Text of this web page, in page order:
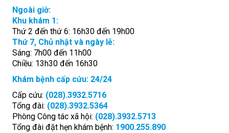
Ngoài giờ:
Khu khám 1:
Thứ 2 đến thứ 6: 16h30 đến 19h00
Thứ 7, Chủ nhật và ngày lễ:
Sáng: 7h00 đến 11h00
Chiều: 13h30 đến 16h30
Khám bệnh cấp cứu: 24/24
Cấp cứu: (028).3932.5716
Tổng đài: (028).3932.5364
Phòng Công tác xã hội: (028).3932.5713
Tổng đài đặt hẹn khám bệnh: 1900.255.890